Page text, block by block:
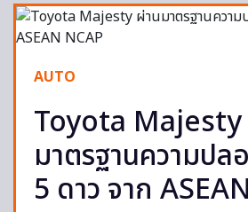
AUTO
Toyota Majesty
มาตรฐานความปล
5 ดาว จาก